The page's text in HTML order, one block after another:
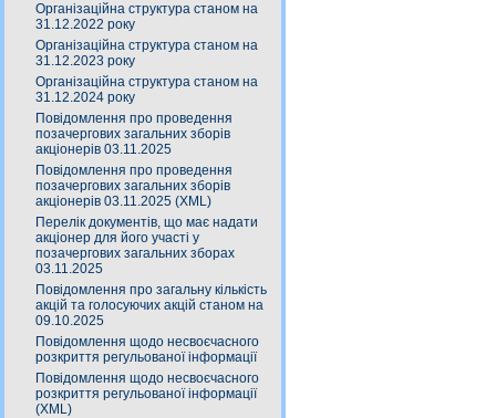
Організаційна структура станом на
31.12.2022 року
Організаційна структура станом на
31.12.2023 року
Організаційна структура станом на
31.12.2024 року
Повідомлення про проведення
позачергових загальних зборів
акціонерів 03.11.2025
Повідомлення про проведення
позачергових загальних зборів
акціонерів 03.11.2025 (XML)
Перелік документів, що має надати
акціонер для його участі у
позачергових загальних зборах
03.11.2025
Повідомлення про загальну кількість
акцій та голосуючих акцій станом на
09.10.2025
Повідомлення щодо несвоєчасного
розкриття регульованої інформації
Повідомлення щодо несвоєчасного
розкриття регульованої інформації
(XML)